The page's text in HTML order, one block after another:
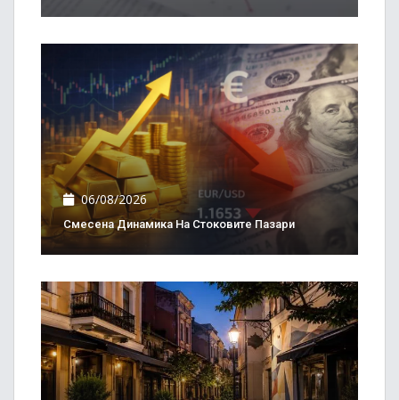
06/08/2026
Смесена Динамика На Стоковите Пазари